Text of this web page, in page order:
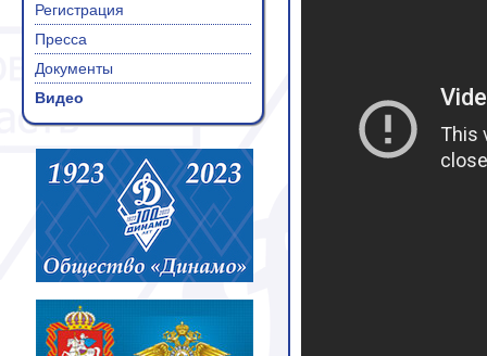
Регистрация
Пресса
Документы
Видео